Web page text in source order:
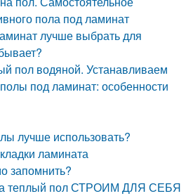
пола под ламинат
лучше выбрать для
пол водяной. Устанавливаем
под ламинат: особенности
лучше использовать?
ламината
запомнить?
теплый пол СТРОИМ ДЛЯ СЕБЯ